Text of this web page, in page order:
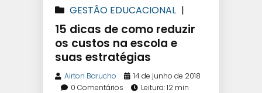
GESTÃO EDUCACIONAL |
GESTÃO FINANCEIRA ESCOLAR
15 dicas de como reduzir
os custos na escola e
suas estratégias
Airton Barucho
14 de junho de 2018
0 Comentários
Leitura: 12 min